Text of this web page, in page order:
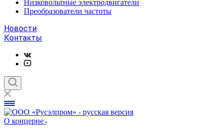
Низковольтные электродвигатели
Преобразователи частоты
Новости
Контакты
О концерне